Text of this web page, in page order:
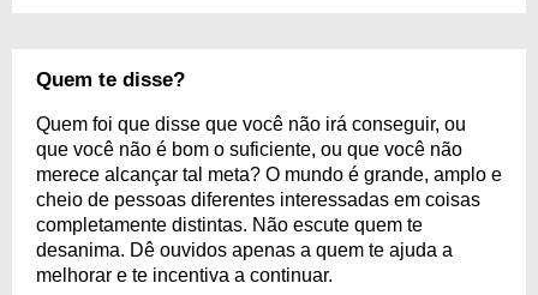
Quem te disse?
Quem foi que disse que você não irá conseguir, ou
que você não é bom o suficiente, ou que você não
merece alcançar tal meta? O mundo é grande, amplo e
cheio de pessoas diferentes interessadas em coisas
completamente distintas. Não escute quem te
desanima. Dê ouvidos apenas a quem te ajuda a
melhorar e te incentiva a continuar.